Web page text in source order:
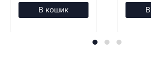
В кошик